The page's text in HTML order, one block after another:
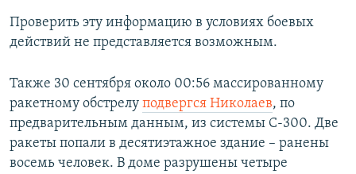
Проверить эту информацию в условиях боевых
действий не представляется возможным.
Также 30 сентября около 00:56 массированному
ракетному обстрелу подвергся Николаев, по
предварительным данным, из системы С-300. Две
ракеты попали в десятиэтажное здание – ранены
восемь человек. В доме разрушены четыре